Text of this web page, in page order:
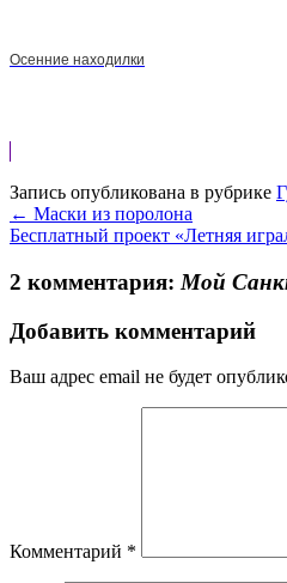
Осенние находилки
Запись опубликована в рубрике
← Маски из поролона
Бесплатный проект «Летняя
2 комментария: Мой
Добавить комментарий
Ваш адрес email не будет
Комментарий *